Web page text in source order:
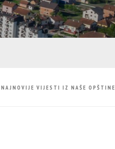
NAJNOVIJE VIJESTI IZ NAŠE OPŠTINE